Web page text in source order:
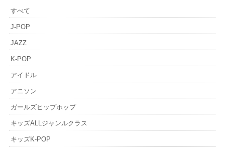
すべて
J-POP
JAZZ
K-POP
アイドル
アニソン
ガールズヒップホップ
キッズALLジャンルクラス
キッズK-POP